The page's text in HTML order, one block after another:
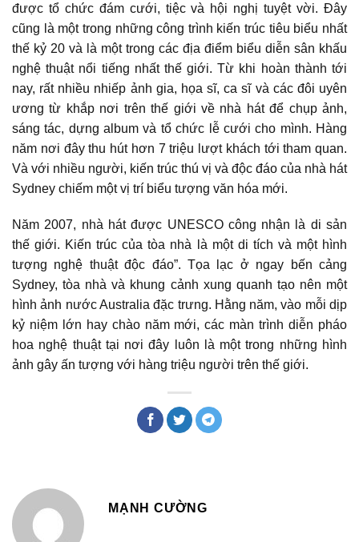
được tổ chức đám cưới, tiệc và hội nghị tuyệt vời. Đây
cũng là một trong những công trình kiến trúc tiêu biểu nhất
thế kỷ 20 và là một trong các địa điểm biểu diễn sân khấu
nghệ thuật nổi tiếng nhất thế giới. Từ khi hoàn thành tới
nay, rất nhiều nhiếp ảnh gia, họa sĩ, ca sĩ và các đôi uyên
ương từ khắp nơi trên thế giới về nhà hát để chụp ảnh,
sáng tác, dựng album và tổ chức lễ cưới cho mình. Hàng
năm nơi đây thu hút hơn 7 triệu lượt khách tới tham quan.
Và với nhiều người, kiến trúc thú vị và độc đáo của nhà hát
Sydney chiếm một vị trí biểu tượng văn hóa mới.
Năm 2007, nhà hát được UNESCO công nhận là di sản
thế giới. Kiến trúc của tòa nhà là một di tích và một hình
tượng nghệ thuật độc đáo”. Tọa lạc ở ngay bến cảng
Sydney, tòa nhà và khung cảnh xung quanh tạo nên một
hình ảnh nước Australia đặc trưng. Hằng năm, vào mỗi dịp
kỷ niệm lớn hay chào năm mới, các màn trình diễn pháo
hoa nghệ thuật tại nơi đây luôn là một trong những hình
ảnh gây ấn tượng với hàng triệu người trên thế giới.
MẠNH CƯỜNG